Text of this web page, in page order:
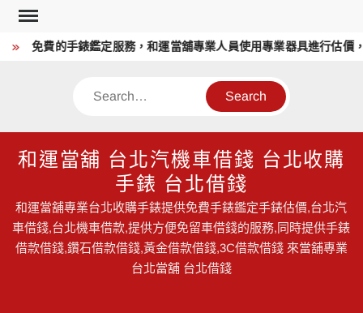
Skip
content免費的手錶鑑定服務，和運當舖專業人員使用專業器具進行估價
Search
和運當舖 台北汽機車借錢 台北收購
手錶 台北借錢
和運當舖專業台北收購手錶提供免費手錶鑑定手錶估價,台北汽
車借錢,台北機車借款,提供方便免留車借錢的服務,同時提供手錶
借款借錢,鑽石借款借錢,黃金借款借錢,3C借款借錢 來當舖專業
台北當舖 台北借錢